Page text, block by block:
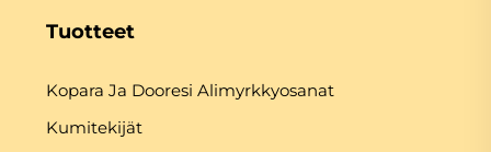
Tuotteet
Kopara Ja Dooresi Alimyrkkyosanat
Kumitekijät